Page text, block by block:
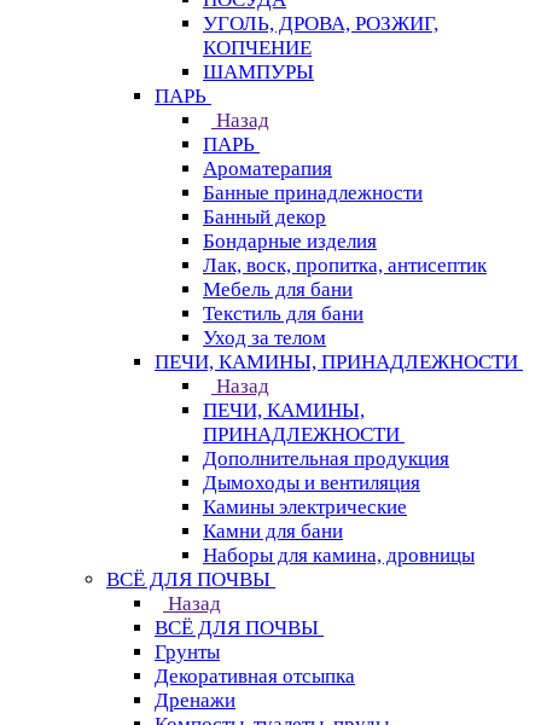
УГОЛЬ, ДРОВА, РОЗЖИГ,
КОПЧЕНИЕ
ШАМПУРЫ
ПАРЬ
Назад
ПАРЬ
Ароматерапия
Банные принадлежности
Банный декор
Бондарные изделия
Лак, воск, пропитка, антисептик
Мебель для бани
Текстиль для бани
Уход за телом
ПЕЧИ, КАМИНЫ, ПРИНАДЛЕЖНОСТИ
Назад
ПЕЧИ, КАМИНЫ,
ПРИНАДЛЕЖНОСТИ
Дополнительная продукция
Дымоходы и вентиляция
Камины электрические
Камни для бани
Наборы для камина, дровницы
ВСЁ ДЛЯ ПОЧВЫ
Назад
ВСЁ ДЛЯ ПОЧВЫ
Грунты
Декоративная отсыпка
Дренажи